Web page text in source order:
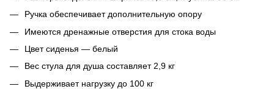
Ручка обеспечивает дополнительную опору
Имеются дренажные отверстия для стока воды
Цвет сиденья — белый
Вес стула для душа составляет 2,9 кг
Выдерживает нагрузку до 100 кг